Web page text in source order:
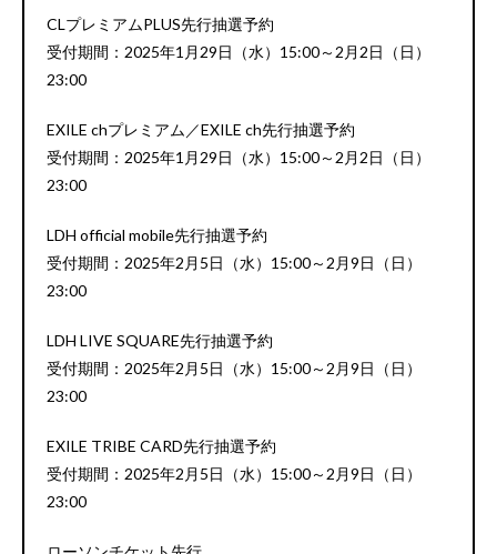
CLプレミアムPLUS先行抽選予約
受付期間：2025年1月29日（水）15:00～2月2日（日）
23:00
EXILE chプレミアム／EXILE ch先行抽選予約
受付期間：2025年1月29日（水）15:00～2月2日（日）
23:00
LDH official mobile先行抽選予約
受付期間：2025年2月5日（水）15:00～2月9日（日）
23:00
LDH LIVE SQUARE先行抽選予約
受付期間：2025年2月5日（水）15:00～2月9日（日）
23:00
EXILE TRIBE CARD先行抽選予約
受付期間：2025年2月5日（水）15:00～2月9日（日）
23:00